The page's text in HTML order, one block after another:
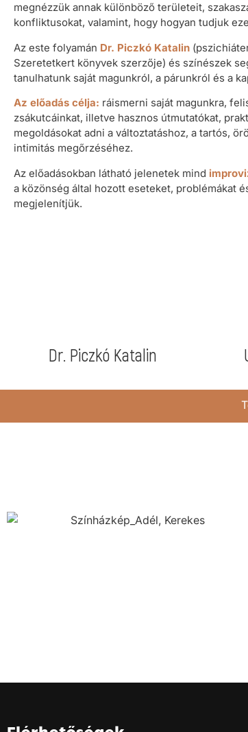
megnézzük annak különböző területeit,
konfliktusokat, valamint, hogy hogyan tudjuk
Az este folyamán Dr. Piczkó Katalin
Szeretetkert könyvek szerzője) és színészek
tanulhatunk saját magunkról, a párunkról és a
Az előadás célja: ráismerni saját magunkra,
zsákutcáinkat, illetve hasznos útmutatókat,
megoldásokat adni a változtatáshoz, a tartós,
intimitás megőrzéséhez.
Az előadásokban látható jelenetek mind
a közönség által hozott eseteket, problémákat
megjelenítjük.
Dr. Piczkó Katalin